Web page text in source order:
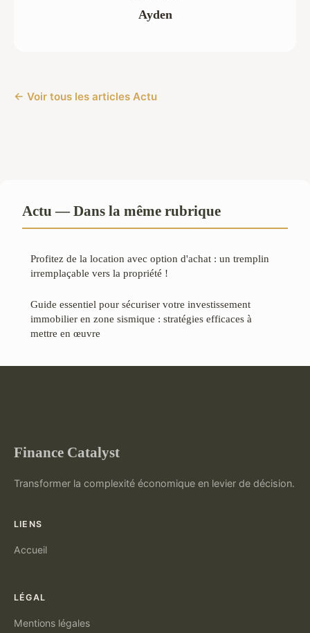
Ayden
← Voir tous les articles Actu
Actu — Dans la même rubrique
Profitez de la location avec option d'achat : un tremplin
irremplaçable vers la propriété !
Guide essentiel pour sécuriser votre investissement
immobilier en zone sismique : stratégies efficaces à
mettre en œuvre
Finance Catalyst
Transformer la complexité économique en levier de décision.
LIENS
Accueil
LÉGAL
Mentions légales